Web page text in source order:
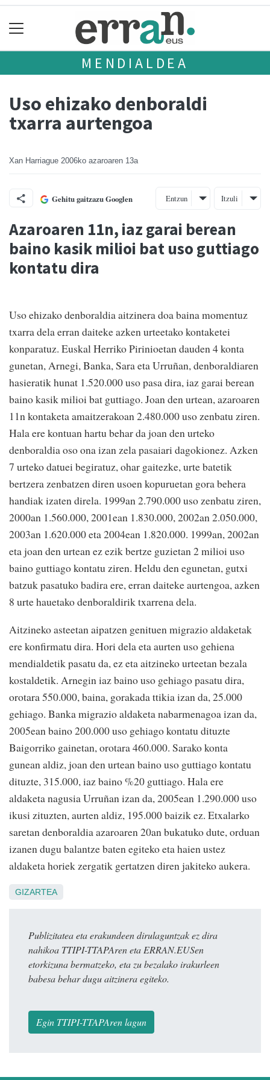
MENDIALDEA
Uso ehizako denboraldi
txarra aurtengoa
Xan Harriague 2006ko azaroaren 13a
Gehitu gaitzazu Googlen Entzun Itzuli
Azaroaren 11n, iaz garai berean
baino kasik milioi bat uso guttiago
kontatu dira
Uso ehizako denboraldia aitzinera doa baina momentuz
txarra dela erran daiteke azken urteetako kontaketei
konparatuz. Euskal Herriko Pirinioetan dauden 4 konta
gunetan, Arnegi, Banka, Sara eta Urruñan, denboraldiaren
hasieratik hunat 1.520.000 uso pasa dira, iaz garai berean
baino kasik milioi bat guttiago. Joan den urtean, azaroaren
11n kontaketa amaitzerakoan 2.480.000 uso zenbatu ziren.
Hala ere kontuan hartu behar da joan den urteko
denboraldia oso ona izan zela pasaiari dagokionez. Azken
7 urteko datuei begiratuz, ohar gaitezke, urte batetik
bertzera zenbatzen diren usoen kopuruetan gora behera
handiak izaten direla. 1999an 2.790.000 uso zenbatu ziren,
2000an 1.560.000, 2001ean 1.830.000, 2002an 2.050.000,
2003an 1.620.000 eta 2004ean 1.820.000. 1999an, 2002an
eta joan den urtean ez ezik bertze guzietan 2 milioi uso
baino guttiago kontatu ziren. Heldu den egunetan, gutxi
batzuk pasatuko badira ere, erran daiteke aurtengoa, azken
8 urte hauetako denboraldirik txarrena dela.
Aitzineko asteetan aipatzen genituen migrazio aldaketak
ere konfirmatu dira. Hori dela eta aurten uso gehiena
mendialdetik pasatu da, ez eta aitzineko urteetan bezala
kostaldetik. Arnegin iaz baino uso gehiago pasatu dira,
orotara 550.000, baina, gorakada ttikia izan da, 25.000
gehiago. Banka migrazio aldaketa nabarmenagoa izan da,
2005ean baino 200.000 uso gehiago kontatu dituzte
Baigorriko gainetan, orotara 460.000. Sarako konta
gunean aldiz, joan den urtean baino uso guttiago kontatu
dituzte, 315.000, iaz baino %20 guttiago. Hala ere
aldaketa nagusia Urruñan izan da, 2005ean 1.290.000 uso
ikusi zituzten, aurten aldiz, 195.000 baizik ez. Etxalarko
saretan denboraldia azaroaren 20an bukatuko dute, orduan
izanen dugu balantze baten egiteko eta haien ustez
aldaketa horiek zergatik gertatzen diren jakiteko aukera.
GIZARTEA
Publizitatea eta erakundeen dirulaguntzak ez dira
nahikoa TTIPI-TTAPAren eta ERRAN.EUSen
etorkizuna bermatzeko, eta zu bezalako irakurleen
babesa behar dugu aitzinera egiteko.
Egin TTIPI-TTAPAren lagun